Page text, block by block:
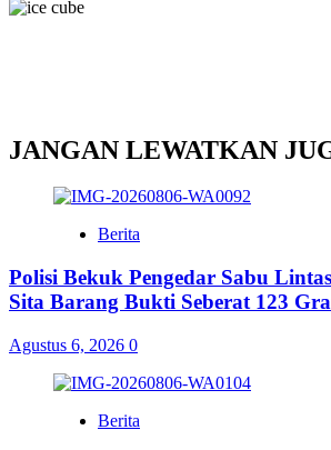
JANGAN LEWATKAN
Berita
Polisi Bekuk Pengedar Sabu
Sita Barang Bukti Seberat 123
Agustus 6, 2026 0
Berita